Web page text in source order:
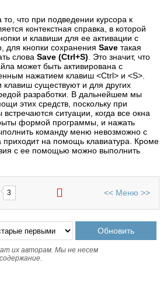
что при подведении курсора к
контекстная справка, в которой
и клавиши для ее активации с
для кнопки сохраненияSaveтакая
словаSave (Ctrl+S) . Это значит, что
может быть активирована с
нажатием клавиш <Ctrl> и <S>.
существуют и для других
разработки. В дальнейшем мы
этих средств, поскольку при
ситуации, когда все окна
формой программы, и нажать
команду меню невозможно с
на помощь клавиатура. Кроме
с ее помощью можно выполнить
3 << Меню >>
их авторам. Мы не несем